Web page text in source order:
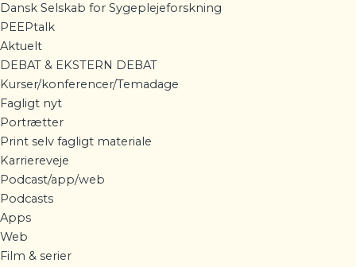
Dansk Selskab for Sygeplejeforskning
PEEPtalk
Aktuelt
DEBAT & EKSTERN DEBAT
Kurser/konferencer/Temadage
Fagligt nyt
Portrætter
Print selv fagligt materiale
Karriereveje
Podcast/app/web
Podcasts
Apps
Web
Film & serier